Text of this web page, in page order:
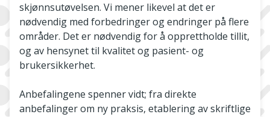
skjønnsutøvelsen. Vi mener likevel at det er
nødvendig med forbedringer og endringer på flere
områder. Det er nødvendig for å opprettholde tillit,
og av hensynet til kvalitet og pasient- og
brukersikkerhet.
Anbefalingene spenner vidt; fra direkte
anbefalinger om ny praksis, etablering av skriftlige